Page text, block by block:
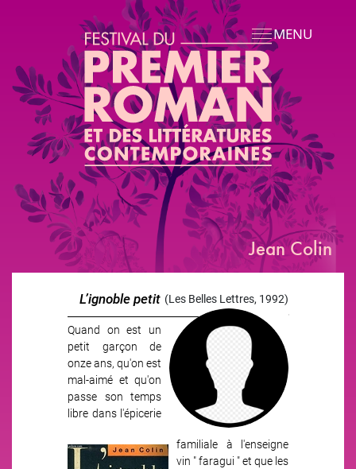
Aller au contenu principal
MENU
Jean Colin
(Les Belles Lettres, 1992)
L’ignoble petit
Faragui
Image
Quand on est un
petit garçon de
onze ans, qu'on est
mal-aimé et qu'on
passe son temps
libre dans l'épicerie
familiale à l'enseigne
vin " faragui " et que les